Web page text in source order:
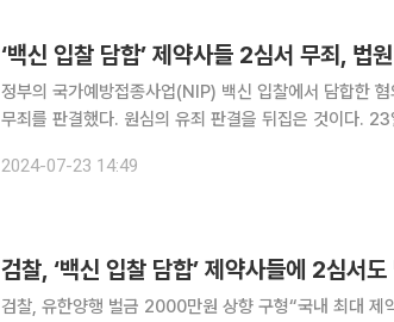
‘백신 입찰 담합’ 제약사들 2심서 무죄, 법
정부의 국가예방접종사업(NIP) 백신 입찰에서 담합한
무죄를 판결했다. 원심의 유죄 판결을 뒤집은 것이다. 23일 오후 서울고법 형사3부(재판장 이창형
개 제약사의 독점규제 및 공정거래에 관한 법률 위반 혐의
2024-07-23 14:49
검찰, ‘백신 입찰 담합’ 제약사들에 2심서
검찰, 유한양행 벌금 2000만원 상향 구형“국내 최대 제약사…